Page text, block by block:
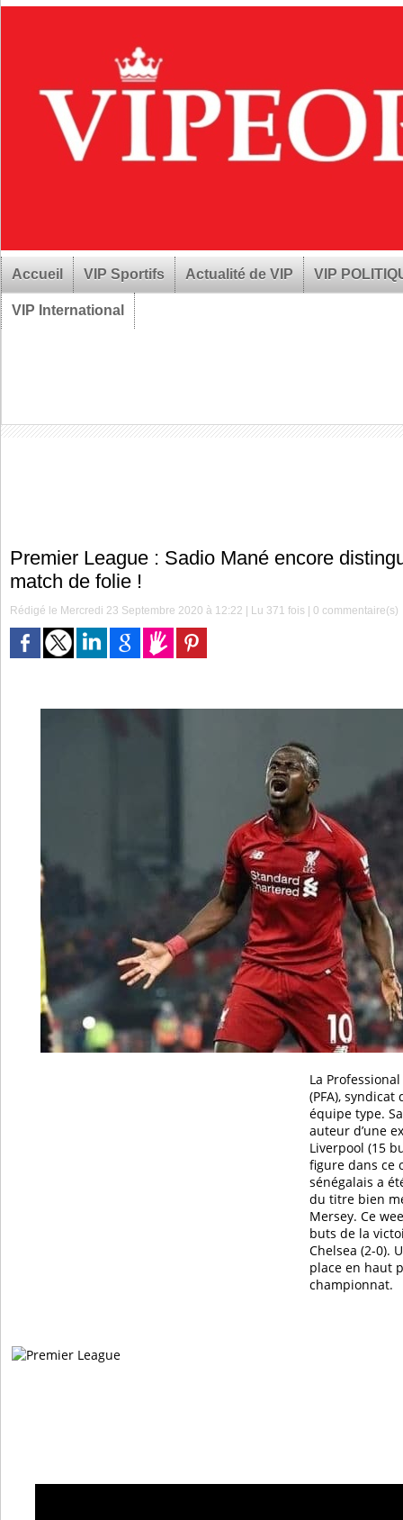
Accueil VIP Sportifs Actualité de VIP VIP
VIP International
Premier League : Sadio Mané encore
match de folie !
Rédigé le Mercredi 23 Septembre 2020 à 12:22 | Lu 371 fois |0 commentaire(s)
La
(PFA),
équipe type.
auteur d’une
Liverpool (15
figure dans ce
sénégalais a
du titre bien
Mersey. Ce
buts de la
Chelsea (2-0).
place en haut
championnat.